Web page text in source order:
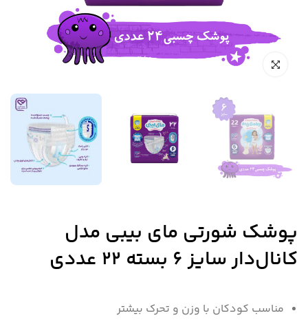
پوشک شورتی مای بیبی مدل
کانال‌دار سایز 6 بسته 22 عددی
مناسب کودکان با وزن و تحرک بیشتر